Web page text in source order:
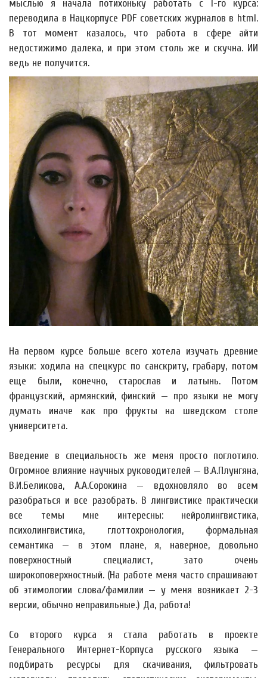
мыслью я начала потихоньку работать с 1-го курса:
переводила в Нацкорпусе PDF советских журналов в html.
В тот момент казалось, что работа в сфере айти
недостижимо далека, и при этом столь же и скучна. ИИ
ведь не получится.
На первом курсе больше всего хотела изучать древние
языки: ходила на спецкурс по санскриту, грабару, потом
еще были, конечно, старослав и латынь. Потом
французский, армянский, финский — про языки не могу
думать иначе как про фрукты на шведском столе
университета.
Введение в специальность же меня просто поглотило.
Огромное влияние научных руководителей — В.А.Плунгяна,
В.И.Беликова, А.А.Сорокина — вдохновляло во всем
разобраться и все разобрать. В лингвистике практически
все темы мне интересны: нейролингвистика,
психолингвистика, глоттохронология, формальная
семантика — в этом плане, я, наверное, довольно
поверхностный специалист, зато очень
широкоповерхностный. (На работе меня часто спрашивают
об этимологии слова/фамилии — у меня возникает 2-3
версии, обычно неправильные.) Да, работа!
Со второго курса я стала работать в проекте
Генерального Интернет-Корпуса русского языка —
подбирать ресурсы для скачивания, фильтровать